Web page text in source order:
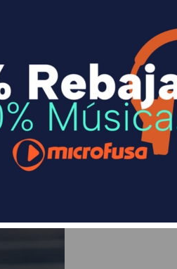
Divide en 3 sin coste o hasta en 18
Sequra